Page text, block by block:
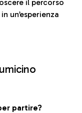
il percorso
un’esperienza
partire?